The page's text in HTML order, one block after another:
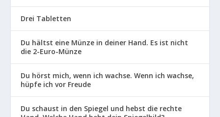
Drei Tabletten
Du hältst eine Münze in deiner Hand. Es ist nicht
die 2-Euro-Münze
Du hörst mich, wenn ich wachse. Wenn ich wachse,
hüpfe ich vor Freude
Du schaust in den Spiegel und hebst die rechte